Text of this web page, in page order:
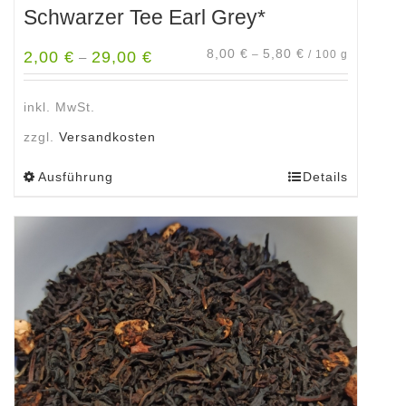
Schwarzer Tee Earl Grey*
2,00 € – 29,00 € 8,00 € – 5,80 € / 100 g
inkl. MwSt.
zzgl. Versandkosten
Ausführung
weist
mehrere
Varianten
auf.
Die
Optionen
können
auf
Details